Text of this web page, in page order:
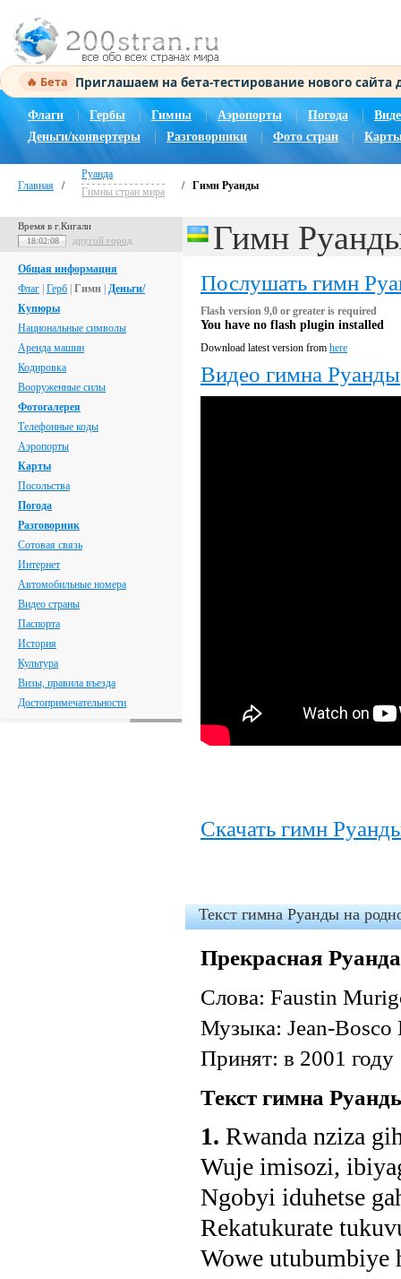
🔥 Бета Приглашаем на бета-тестирование нового
Флаги Гербы Гимны | Аэропорты Погода |
Деньги/конвертеры
Разговорники Фото стран
Главная /
Руанда
Гимны стран мира
/ Гимн Руанды
Время в г.Кигали
18:02:09 другой город
Общая информация
Флаг Герб Гимн Деньги/
Купюры
Национальные символы
Аренда машин
Кодировка
Вооруженные силы
Фотогалерея
Телефонные коды
Аэропорты
Карты
Посольства
Погода
Разговорник
Сотовая связь
Интернет
Автомобильные номера
Видео страны
Паспорта
История
Культура
Визы, правила въезда
Достопримечательности
Гимн
Послушать гимн
Flash version 9,0 or greater is required
You have no flash plugin installed
Download latest version from here
Видео гимна Руанды
Скачать гимн
Текст гимна Руанды на
Прекрасная
Слова: Faustin
Музыка: Jean-Bosco
Принят: в 2001 году
Текст гимна
1. Rwanda nziza
Wuje imisozi,
Ngobyi iduhetse
Rekatukurate
Wowe utubumbiye